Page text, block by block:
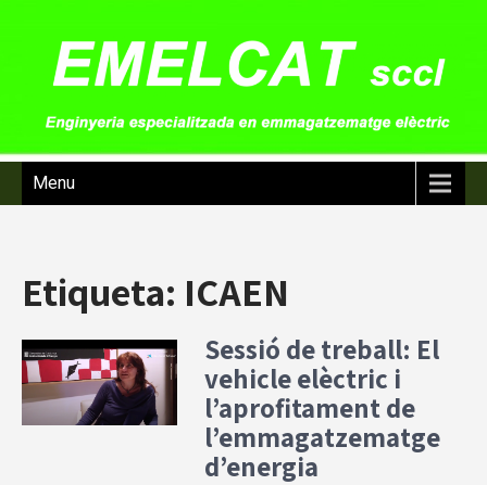
Menu
Etiqueta: ICAEN
Sessió de treball: El
vehicle elèctric i
l’aprofitament de
l’emmagatzematge
d’energia